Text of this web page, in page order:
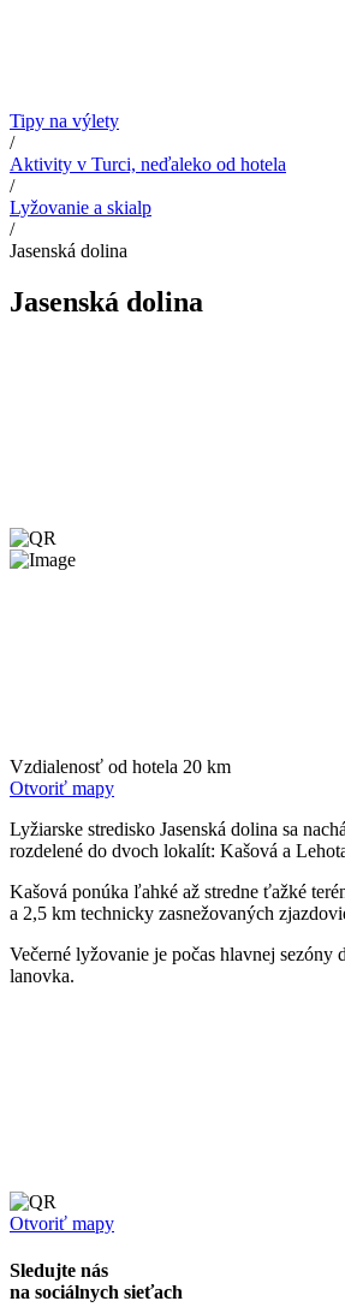
Tipy na výlety
/
Aktivity v Turci, neďaleko od hotela
/
Lyžovanie a skialp
/
Jasenská dolina
Jasenská dolina
Vzdialenosť od hotela 20 km
Otvoriť mapy
Lyžiarske stredisko Jasenská dolina sa
rozdelené do dvoch lokalít: Kašová a
Kašová ponúka ľahké až stredne ťažké
a 2,5 km technicky zasnežovaných
Večerné lyžovanie je počas hlavnej
lanovka.
Otvoriť mapy
Sledujte nás
na sociálnych sieťach